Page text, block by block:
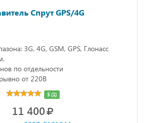
Спрут GPS/4G
3G, 4G, GSM, GPS, Глонасс
по отдельности
от 220В
5 (1)
11 400